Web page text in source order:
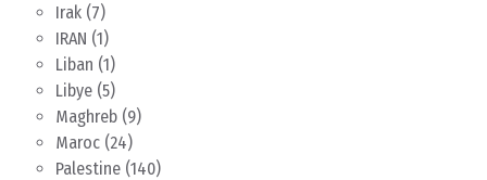
Irak (7)
IRAN (1)
Liban (1)
Libye (5)
Maghreb (9)
Maroc (24)
Palestine (140)